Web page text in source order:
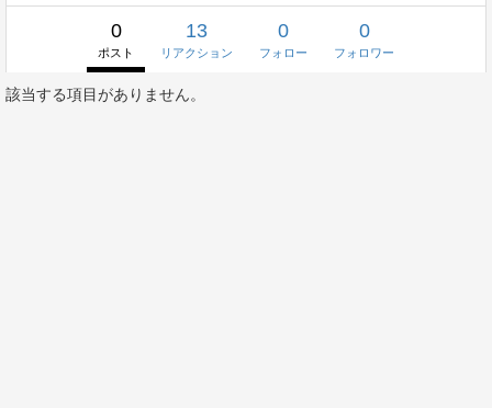
0
ポスト
13
リアクション
0
フォロー
0
フォロワー
該当する項目がありません。